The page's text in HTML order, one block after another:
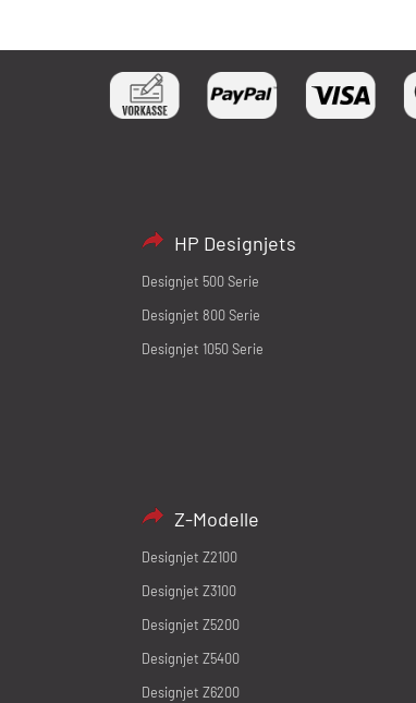
HP Designjets
Designjet 500 Serie
Designjet 800 Serie
Designjet 1050 Serie
Z-Modelle
Designjet Z2100
Designjet Z3100
Designjet Z5200
Designjet Z5400
Designjet Z6200